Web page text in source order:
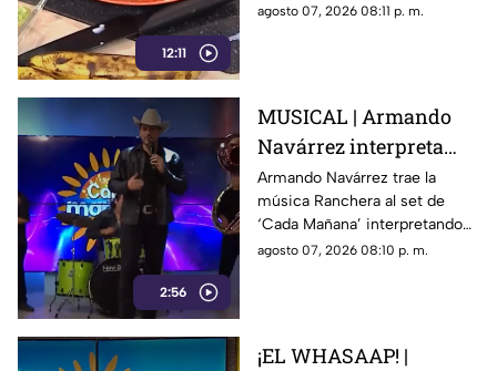
12:11
agosto 07, 2026 08:11 p. m.
2:56
MUSICAL | Armando
Navárrez interpreta
'Corazón en modo
Avión' EN VIVO
Armando Navárrez trae la
música Ranchera al set de
‘Cada Mañana’ interpretando
su canción ‘Corazón en modo
agosto 07, 2026 08:10 p. m.
¡EL WHASAAP! |